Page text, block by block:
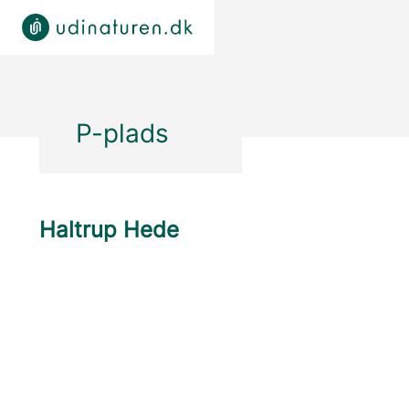
P-plads
Haltrup Hede